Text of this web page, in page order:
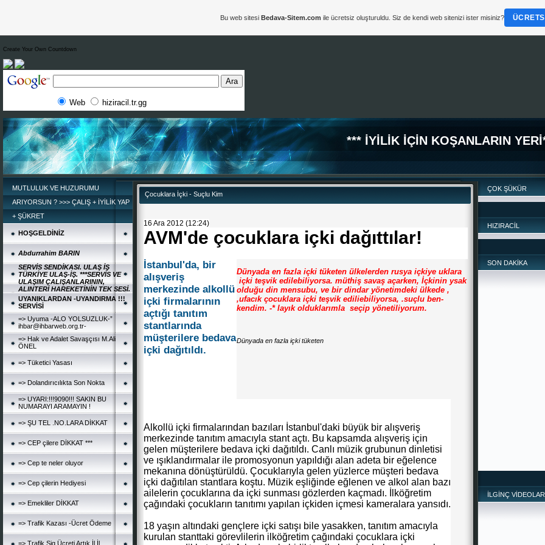
Create Your Own Countdown
Web hiziracil.tr.gg
*** İYİLİK İÇİN KOŞANLARIN
MUTLULUK VE HUZURUMU
ARIYORSUN ? >>> ÇALIŞ + İYİLİK YAP
+ ŞÜKRET
HOŞGELDİNİZ
Abdurrahim BARIN
SERVİS SENDİKASI. ULAŞ İŞ
TÜRKİYE ULAŞ-İŞ. ***SERVİS VE
ULAŞIM ÇALIŞANLARININ,
ALINTERİ HAREKETİNİN TEK SESİ.
UYANIKLARDAN -UYANDIRMA !!!
SERVİSİ
=> Uyuma -ALO YOLSUZLUK-”
ihbar@ihbarweb.org.tr-
=> Hak ve Adalet Savaşçısı M.Ali
ÖNEL
=> Tüketici Yasası
=> Dolandırıcılıkta Son Nokta
=> UYARI:!!!9090!!! SAKIN BU
NUMARAYI ARAMAYIN !
=> ŞU TEL .NO.LARA DİKKAT
=> CEP çilere DİKKAT ***
=> Cep te neler oluyor
=> Cep çilerin Hediyesi
=> Emekliler DİKKAT
=> Trafik Kazası -Ücret Ödeme
=> Trafik Sig.Ücreti Artık İl İl
Çocuklara İçki - Suçlu Kim
16 Ara 2012 (12:24)
AVM'de çocuklara içki dağıttılar!
İstanbul'da, bir
alışveriş
merkezinde alkollü
içki firmalarının
açtığı tanıtım
stantlarında
müşterilere bedava
içki dağıtıldı.
Alkollü içki firmalarından bazıları İstanbul'daki büyük bir alışveriş
merkezinde tanıtım amacıyla stant açtı. Bu kapsamda alışveriş için
gelen müşterilere bedava içki dağıtıldı. Canlı müzik grubunun dinletisi
ve ışıklandırmalar ile promosyonun yapıldığı alan adeta bir eğelence
mekanına dönüştürüldü. Çocuklarıyla gelen yüzlerce müşteri bedava
içki dağıtılan stantlara koştu. Müzik eşliğinde eğlenen ve alkol alan bazı
ailelerin çocuklarına da içki sunması gözlerden kaçmadı. İlköğretim
çağındaki çocukların tanıtımı yapılan içkiden içmesi kameralara yansıdı.
18 yaşın altındaki gençlere içki satışı bile yasakken, tanıtım amacıyla
kurulan stanttaki görevlilerin ilköğretim çağındaki çocuklara içki
Dünyada en fazla içki tüketen ülkelerden rusya içkiye uklara
içki teşvik edilebiliyorsa. müthiş savaş açarken, İçkinin ysak
olduğu din mensubu, ve bir dindar yönetimdeki ülkede ,
,ufacık çocuklara içki teşvik ediliebiliyorsa, .suçlu ben-
kendim. -* layık olduklarımla seçip yönetiliyorum.
Dünyada en fazla içki tüketen
ÇOK ŞÜKÜR
HIZIRACİL
SON DAKİKA
İLGİNÇ VİDEOLAR
Bu web sitesi Bedava-Sitem.com ile ücretsiz oluşturuldu. Siz de kendi web sitenizi ister misiniz?